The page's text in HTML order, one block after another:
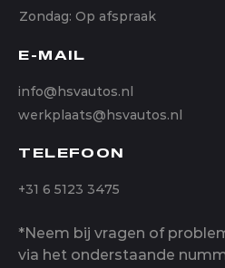
Zondag: Op afspraak
E-MAIL
info@hsvautos.nl
werkplaats@hsvautos.nl
TELEFOON
+31 6 5123 3475
*Neem bij vragen of
via het onderstaande